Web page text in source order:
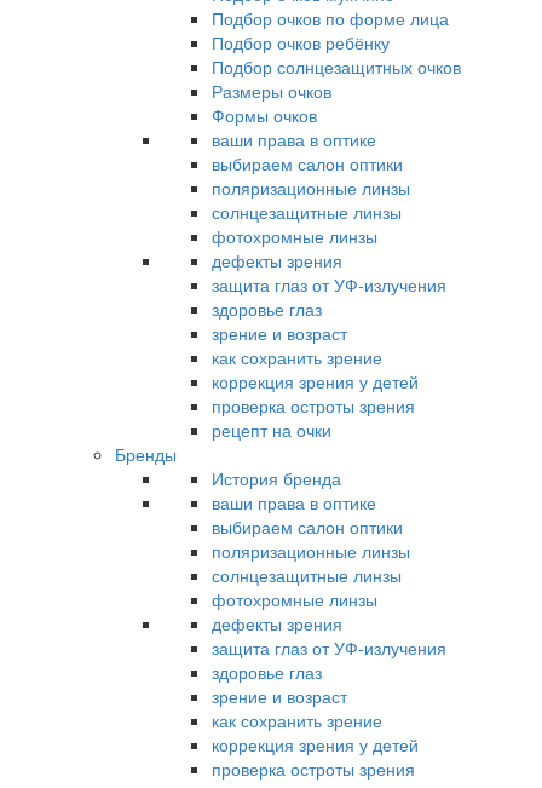
Подбор очков по форме лица
Подбор очков ребёнку
Подбор солнцезащитных очков
Размеры очков
Формы очков
ваши права в оптике
выбираем салон оптики
поляризационные линзы
солнцезащитные линзы
фотохромные линзы
дефекты зрения
защита глаз от УФ-излучения
здоровье глаз
зрение и возраст
как сохранить зрение
коррекция зрения у детей
проверка остроты зрения
рецепт на очки
Бренды
История бренда
ваши права в оптике
выбираем салон оптики
поляризационные линзы
солнцезащитные линзы
фотохромные линзы
дефекты зрения
защита глаз от УФ-излучения
здоровье глаз
зрение и возраст
как сохранить зрение
коррекция зрения у детей
проверка остроты зрения